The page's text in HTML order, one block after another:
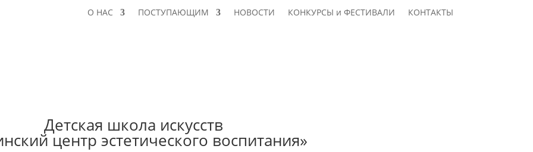
О НАС ПОСТУПАЮЩИМ НОВОСТИ КОНКУРСЫ и ФЕСТИВАЛИ КОНТАКТЫ
Детская школа искусств
центр эстетического воспитания»